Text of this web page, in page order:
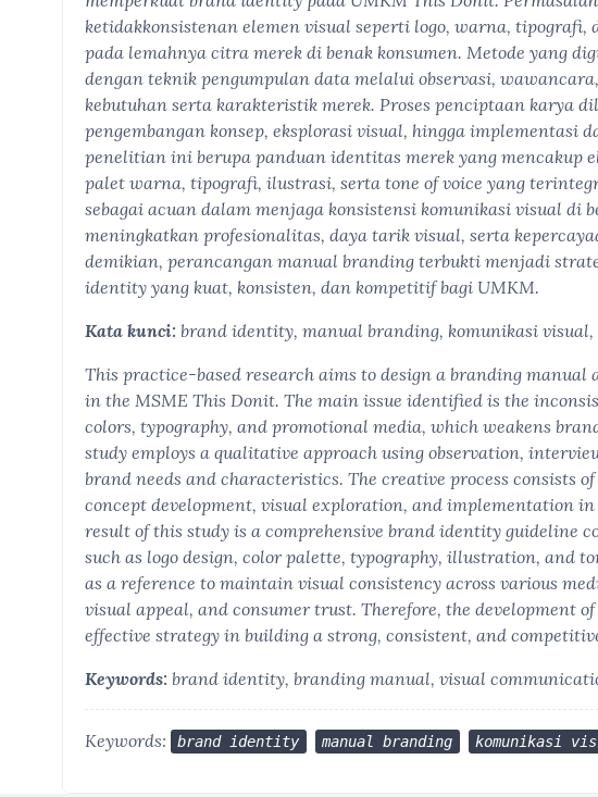
ketidakkonsistenan elemen visual seperti logo, warna, tipografi,
pada lemahnya citra merek di benak konsumen. Metode yang
dengan teknik pengumpulan data melalui observasi,
kebutuhan serta karakteristik merek. Proses penciptaan karya
pengembangan konsep, eksplorasi visual, hingga implementasi
penelitian ini berupa panduan identitas merek yang mencakup
palet warna, tipografi, ilustrasi, serta tone of voice yang
sebagai acuan dalam menjaga konsistensi komunikasi visual di
meningkatkan profesionalitas, daya tarik visual, serta
demikian, perancangan manual branding terbukti menjadi
identity yang kuat, konsisten, dan kompetitif bagi UMKM.
Kata kunci: brand identity, manual branding, komunikasi
This practice-based research aims to design a branding
in the MSME This Donit. The main issue identified is the
colors, typography, and promotional media, which weakens
study employs a qualitative approach using observation,
brand needs and characteristics. The creative process consists
concept development, visual exploration, and implementation
result of this study is a comprehensive brand identity guideline
such as logo design, color palette, typography, illustration, and
as a reference to maintain visual consistency across various
visual appeal, and consumer trust. Therefore, the development
effective strategy in building a strong, consistent, and
Keywords: brand identity, branding manual, visual
Keywords: brand identity manual branding komunikasi